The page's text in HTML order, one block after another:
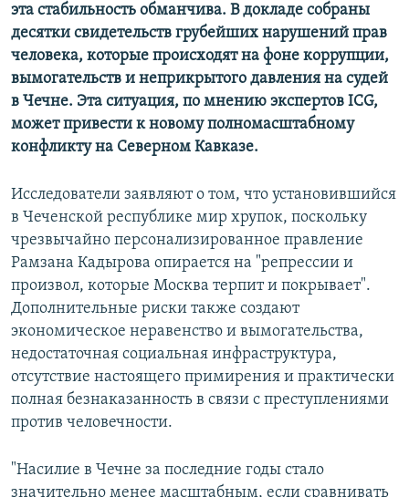
эта стабильность обманчива. В докладе собраны
десятки свидетельств грубейших нарушений прав
человека, которые происходят на фоне коррупции,
вымогательств и неприкрытого давления на судей
в Чечне. Эта ситуация, по мнению экспертов ICG,
может привести к новому полномасштабному
конфликту на Северном Кавказе.
Исследователи заявляют о том, что установившийся
в Чеченской республике мир хрупок, поскольку
чрезвычайно персонализированное правление
Рамзана Кадырова опирается на "репрессии и
произвол, которые Москва терпит и покрывает".
Дополнительные риски также создают
экономическое неравенство и вымогательства,
недостаточная социальная инфраструктура,
отсутствие настоящего примирения и практически
полная безнаказанность в связи с преступлениями
против человечности.
"Насилие в Чечне за последние годы стало
значительно менее масштабным, если сравнивать